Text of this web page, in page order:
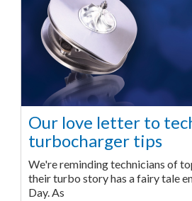
Our love letter to
turbocharger tips
We're reminding technicians of
their turbo story has a fairy tale
Day. As